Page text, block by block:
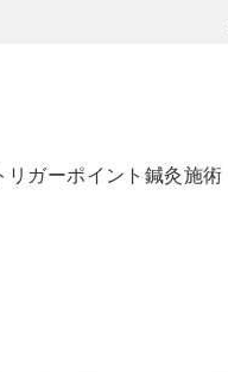
リガーポイント鍼灸施術